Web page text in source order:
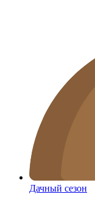
Дачный сезон